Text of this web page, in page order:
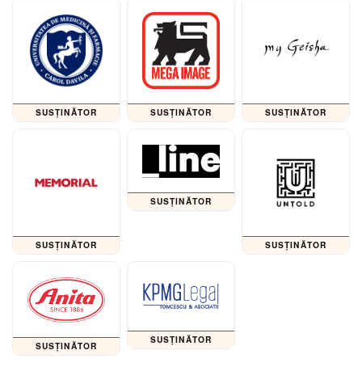
SUSȚINĂTOR SUSȚINĂTOR SUSȚINĂTOR
SUSȚINĂTOR
SUSȚINĂTOR
SUSȚINĂTOR
SUSȚINĂTOR
SUSȚINĂTOR